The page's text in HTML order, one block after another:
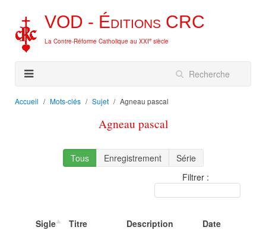
VOD - Éditions CRC
La Contre-Réforme Catholique au XXIe siècle
Accueil Mots-clés Sujet Agneau pascal
Agneau pascal
Tous Enregistrement
Série
Filtrer :
Sigle Titre Description
Date